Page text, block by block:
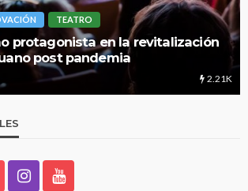
TEATRO
en la revitalización
post pandemia
2.21K